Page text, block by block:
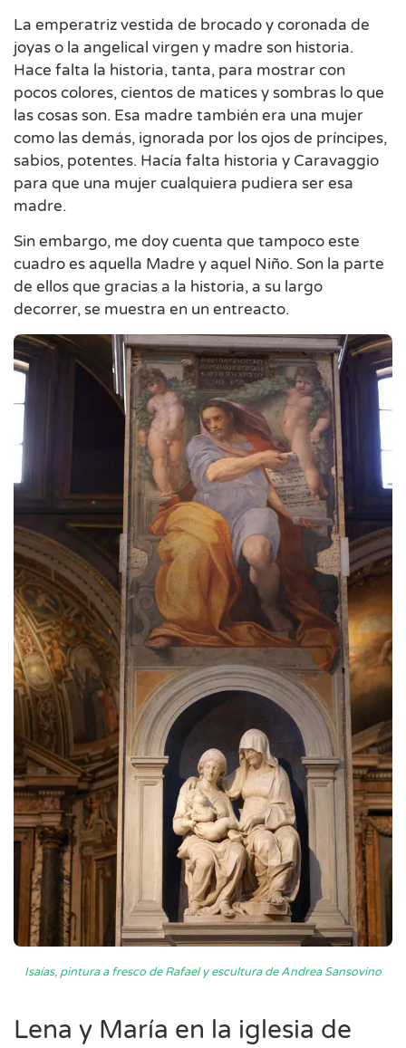
La emperatriz vestida de brocado y coronada de
joyas o la angelical virgen y madre son historia.
Hace falta la historia, tanta, para mostrar con
pocos colores, cientos de matices y sombras lo que
las cosas son. Esa madre también era una mujer
como las demás, ignorada por los ojos de príncipes,
sabios, potentes. Hacía falta historia y Caravaggio
para que una mujer cualquiera pudiera ser esa
madre.
Sin embargo, me doy cuenta que tampoco este
cuadro es aquella Madre y aquel Niño. Son la parte
de ellos que gracias a la historia, a su largo
decorrer, se muestra en un entreacto.
Isaías, pintura a fresco de Rafael y escultura de Andrea Sansovino
Lena y María en la iglesia de